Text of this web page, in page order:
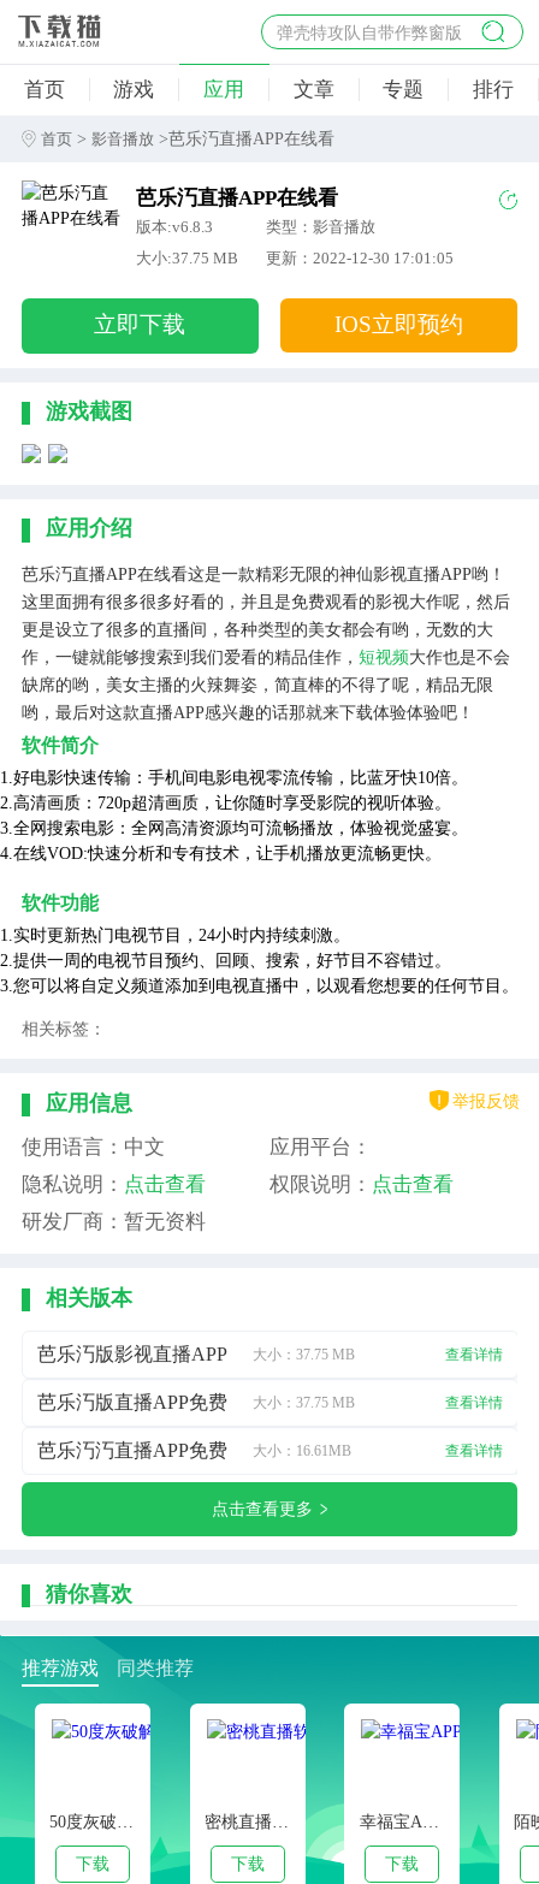
弹壳特攻队自带作弊窗版
杀手47行动
地狱幸存者破解版
首页 游戏 应用 文章 专题 排行
首页 >影音播放 >芭乐汅直播APP在线看
芭乐汅直播APP在线看
版本:v6.8.3
类型：影音播放
大小:37.75 MB
更新：2022-12-30 17:01:05
立即下载 IOS立即预约
游戏截图
应用介绍
芭乐汅直播APP在线看这是一款精彩无限的神仙影视直播APP哟！
这里面拥有很多很多好看的，并且是免费观看的影视大作呢，然后
更是设立了很多的直播间，各种类型的美女都会有哟，无数的大
作，一键就能够搜索到我们爱看的精品佳作， 短视频大作也是不会
缺席的哟，美女主播的火辣舞姿，简直棒的不得了呢，精品无限
哟，最后对这款直播APP感兴趣的话那就来下载体验体验吧！
软件简介
1.好电影快速传输：手机间电影电视零流传输，比蓝牙快10倍。
2.高清画质：720p超清画质，让你随时享受影院的视听体验。
3.全网搜索电影：全网高清资源均可流畅播放，体验视觉盛宴。
4.在线VOD:快速分析和专有技术，让手机播放更流畅更快。
软件功能
1.实时更新热门电视节目，24小时内持续刺激。
2.提供一周的电视节目预约、回顾、搜索，好节目不容错过。
3.您可以将自定义频道添加到电视直播中，以观看您想要的任何节目。
相关标签：
应用信息 举报反馈
使用语言：中文
应用平台：
隐私说明： 点击查看 权限说明： 点击查看
研发厂商：暂无资料
相关版本
芭乐汅版影视直播APP 大小：37.75 MB 查看详情
芭乐汅版直播APP免费 大小：37.75 MB 查看详情
芭乐汅汅直播APP免费 大小：16.61MB 查看详情
点击查看更多
猜你喜欢
推荐游戏 同类推荐
下载 下载 下载